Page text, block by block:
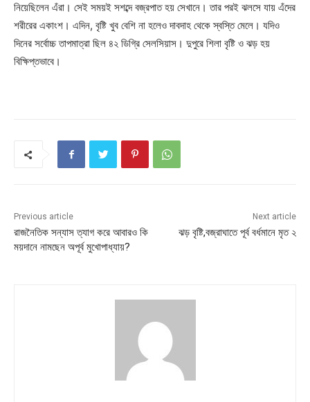
নিয়েছিলেন এঁরা। সেই সময়ই সশব্দে বজ্রপাত হয় সেখানে। তার পরই ঝলসে যায় এঁদের
শরীরের একাংশ। এদিন, বৃষ্টি খুব বেশি না হলেও দাবদাহ থেকে স্বস্তি মেলে। যদিও
দিনের সর্বোচ্চ তাপমাত্রা ছিল ৪২ ডিগ্রি সেলসিয়াস। দুপুরে শিলা বৃষ্টি ও ঝড় হয়
বিক্ষিপ্তভাবে।
Previous article
রাজনৈতিক সন্যাস ত্যাগ করে আবারও কি
ময়দানে নামছেন অপূর্ব মুখোপাধ্যায়?
Next article
ঝড় বৃষ্টি,বজ্রাঘাতে পূর্ব বর্ধমানে মৃত ২